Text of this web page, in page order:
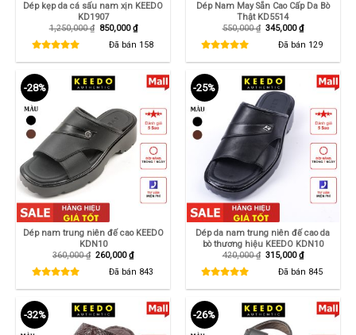
Dép kẹp da cá sấu nam xịn KEEDO
KD1907
1,250,000₫ Giá
850,000₫Giá
hiện
tại
Đã bán 158
Dép Nam May Sẵn Cao Cấp Da Bò
Thật KD5514
550,000₫ Giá
345,000₫Giá
hiện
tại
Đã bán 129
-28%
Dép nam trung niên đế cao KEEDO
KDN10
360,000₫ Giá
260,000₫Giá
hiện
tại
Đã bán 843
-25%
Dép da nam trung niên đế cao da
bò thương hiệu KEEDO KDN10
420,000₫ Giá
315,000₫Giá
hiện
tại
Đã bán 845
-32% -26%